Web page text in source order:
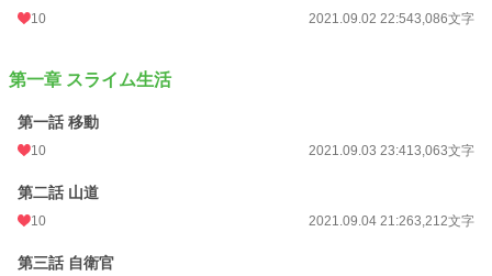
文字数
週間ポイント 49 pt (46,319 位)
10 2021.09.02 22:543,086文字
第一章 スライム生活
第一話 移動
10 2021.09.03 23:413,063文字
第二話 山道
10 2021.09.04 21:263,212文字
第三話 自衛官